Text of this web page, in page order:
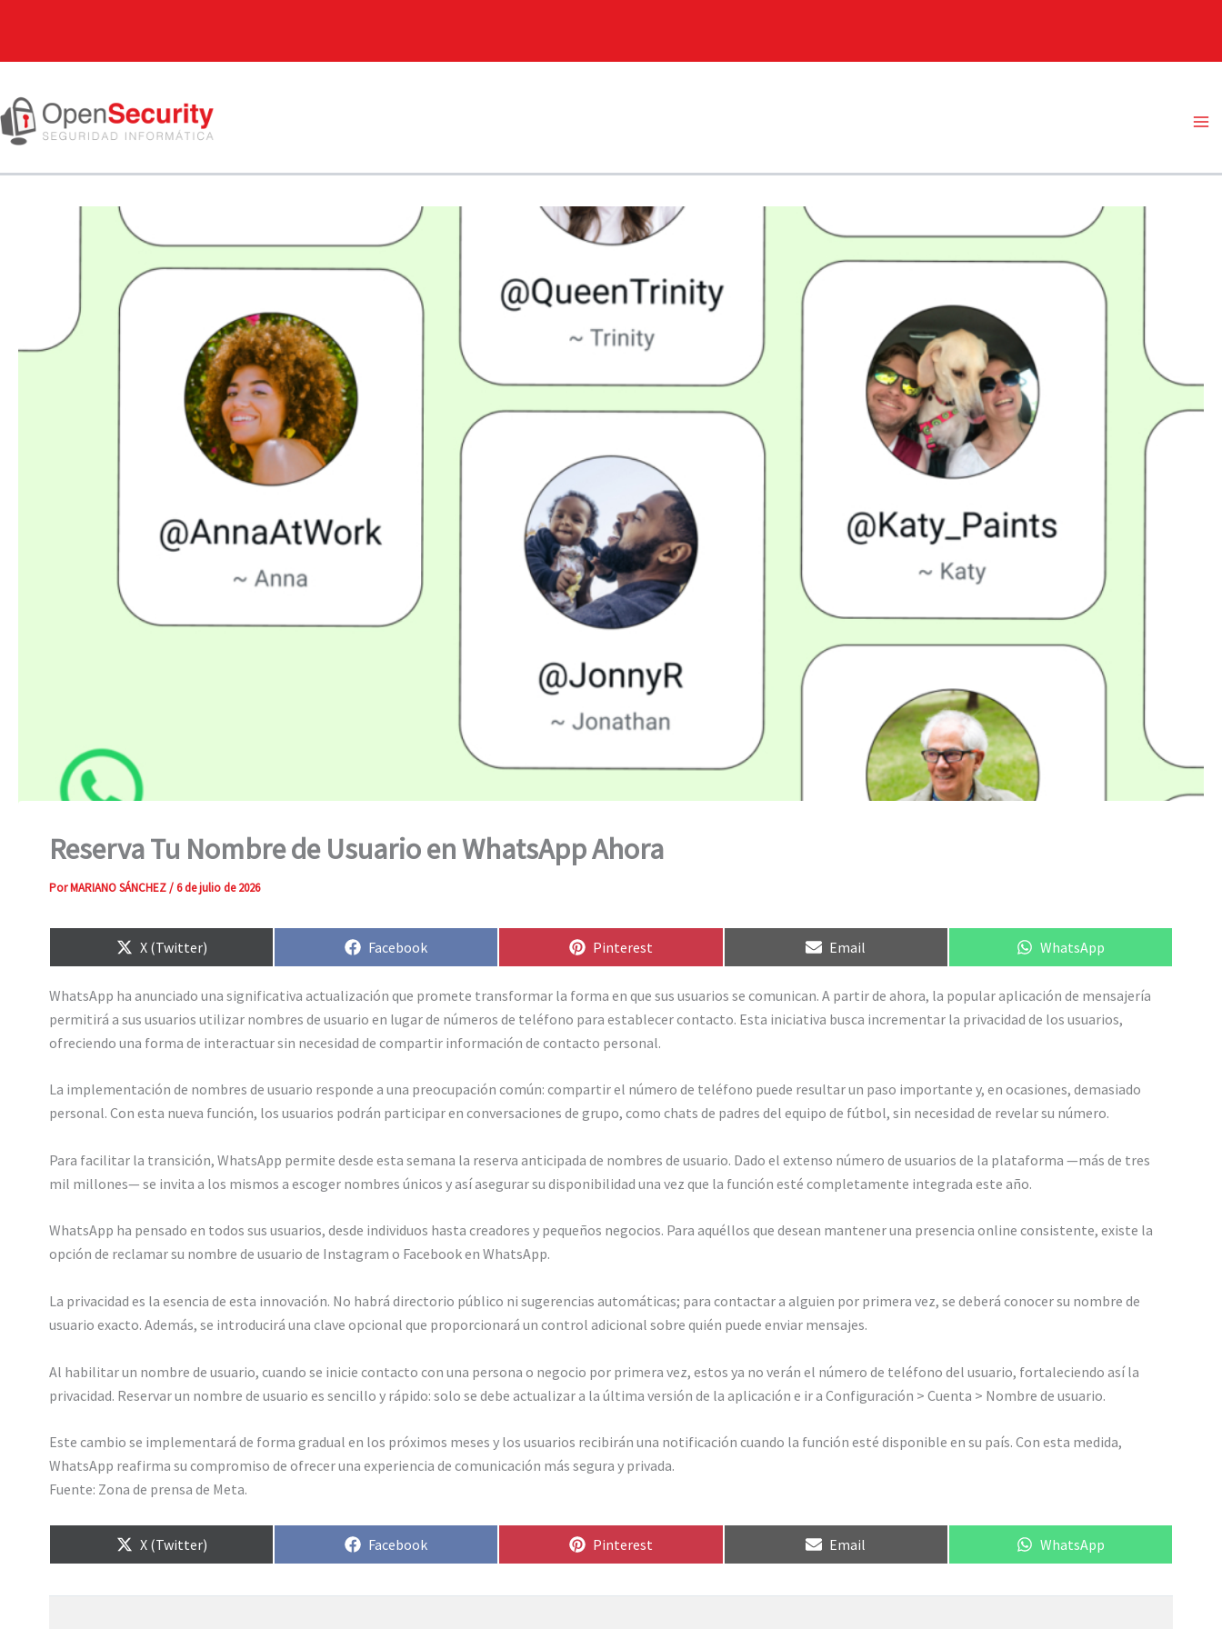
Reserva Tu Nombre de Usuario en WhatsApp Ahora
PorMARIANO SÁNCHEZ/6 de julio de 2026
Compartir
en
X (Twitter)
Compartir
Facebook
Compartir
Pinterest
Compartir
Email
Compartir
WhatsApp
WhatsApp ha anunciado una significativa actualización que promete transformar la forma en que sus usuarios se comunican. A partir de ahora, la popular aplicación de mensajería
permitirá a sus usuarios utilizar nombres de usuario en lugar de números de teléfono para establecer contacto. Esta iniciativa busca incrementar la privacidad de los usuarios,
ofreciendo una forma de interactuar sin necesidad de compartir información de contacto personal.
La implementación de nombres de usuario responde a una preocupación común: compartir el número de teléfono puede resultar un paso importante y, en ocasiones, demasiado
personal. Con esta nueva función, los usuarios podrán participar en conversaciones de grupo, como chats de padres del equipo de fútbol, sin necesidad de revelar su número.
Para facilitar la transición, WhatsApp permite desde esta semana la reserva anticipada de nombres de usuario. Dado el extenso número de usuarios de la plataforma —más de tres
mil millones— se invita a los mismos a escoger nombres únicos y así asegurar su disponibilidad una vez que la función esté completamente integrada este año.
WhatsApp ha pensado en todos sus usuarios, desde individuos hasta creadores y pequeños negocios. Para aquéllos que desean mantener una presencia online consistente, existe la
opción de reclamar su nombre de usuario de Instagram o Facebook en WhatsApp.
La privacidad es la esencia de esta innovación. No habrá directorio público ni sugerencias automáticas; para contactar a alguien por primera vez, se deberá conocer su nombre de
usuario exacto. Además, se introducirá una clave opcional que proporcionará un control adicional sobre quién puede enviar mensajes.
Al habilitar un nombre de usuario, cuando se inicie contacto con una persona o negocio por primera vez, estos ya no verán el número de teléfono del usuario, fortaleciendo así la
privacidad. Reservar un nombre de usuario es sencillo y rápido: solo se debe actualizar a la última versión de la aplicación e ir a Configuración > Cuenta > Nombre de usuario.
Este cambio se implementará de forma gradual en los próximos meses y los usuarios recibirán una notificación cuando la función esté disponible en su país. Con esta medida,
WhatsApp reafirma su compromiso de ofrecer una experiencia de comunicación más segura y privada.
Fuente: Zona de prensa de Meta.
Compartir
en
X (Twitter)
Compartir
Facebook
Compartir
Pinterest
Compartir
Email
Compartir
WhatsApp